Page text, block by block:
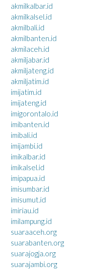
akmilkalbar.id
akmilkalsel.id
akmilbali.id
akmilbanten.id
akmilaceh.id
akmiljabar.id
akmiljateng.id
akmiljatim.id
imijatim.id
imijateng.id
imigorontalo.id
imibanten.id
imibali.id
imijambi.id
imikalbar.id
imikalsel.id
imipapua.id
imisumbar.id
imisumut.id
imiriau.id
imilampung.id
suaraaceh.org
suarabanten.org
suarajogja.org
suarajambi.org